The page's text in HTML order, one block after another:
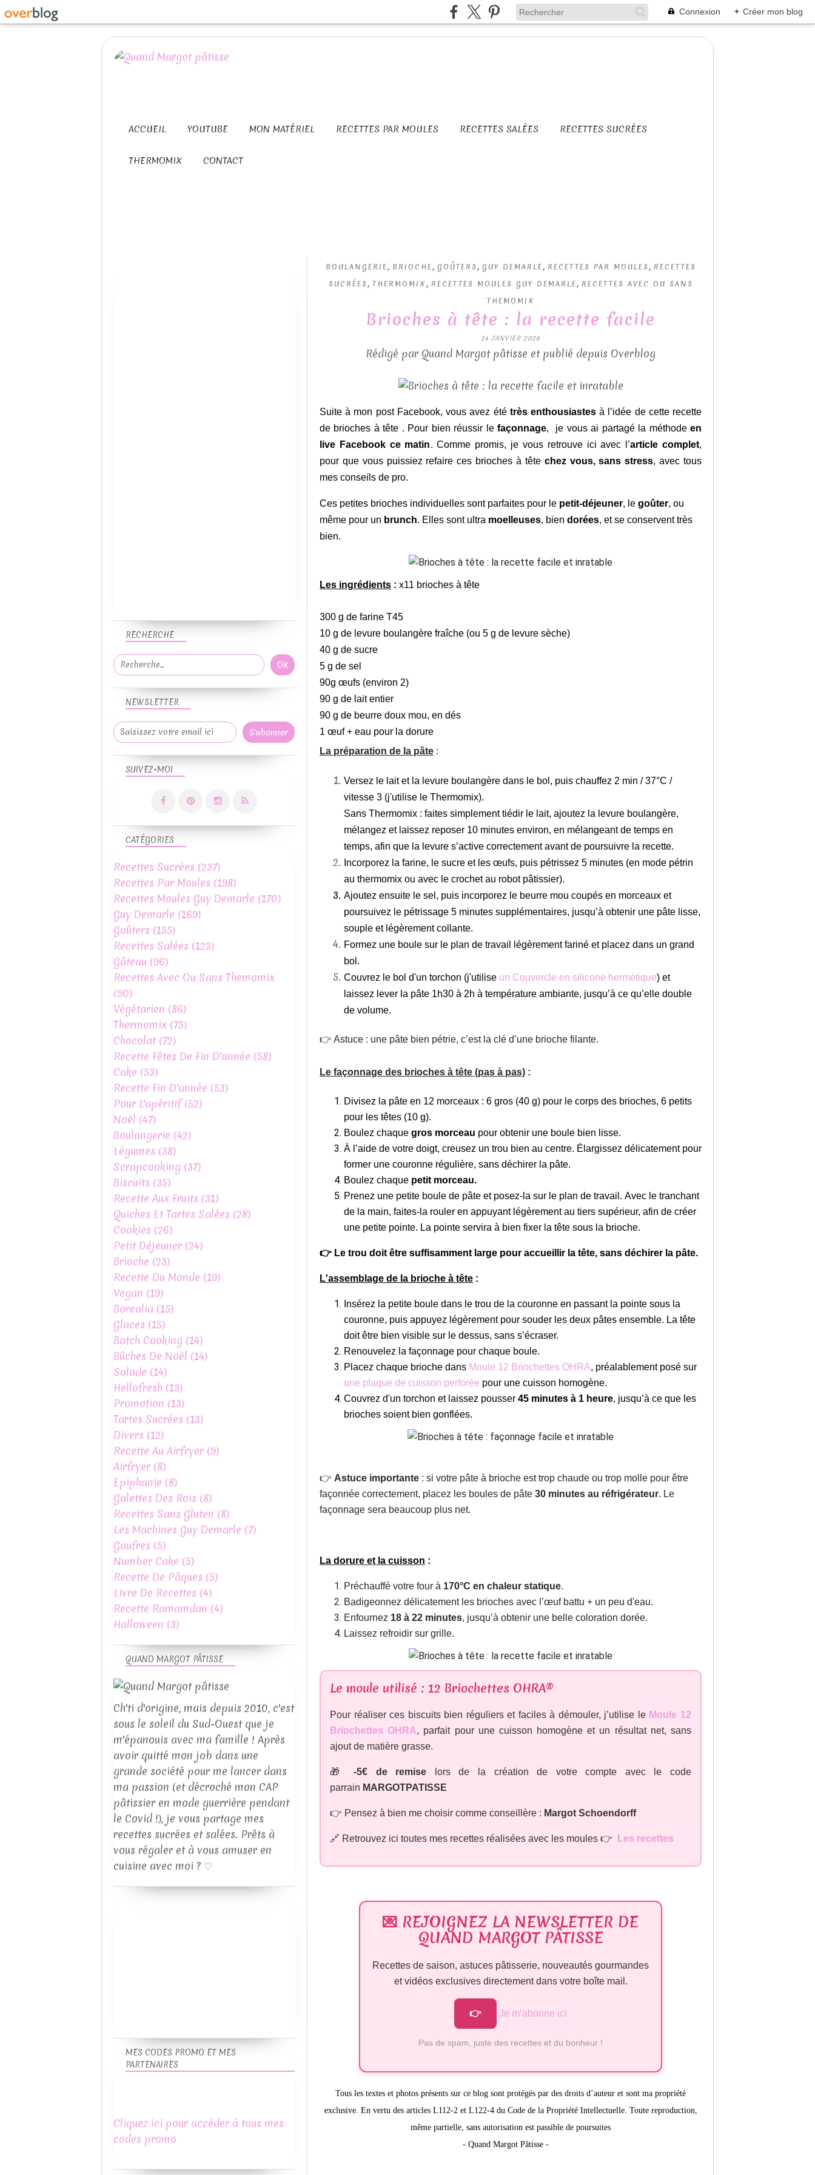
Connexion + Créer mon blog
ACCUEIL YOUTUBE MON MATÉRIEL RECETTES PAR MOULES RECETTES SALÉES RECETTES SUCRÉES
THERMOMIX CONTACT
BOULANGERIE, BRIOCHE, GOÛTERS , GUY DEMARLE, RECETTES PAR MOULES , RECETTES
SUCRÉES , THERMOMIX , RECETTES MOULES GUY DEMARLE, RECETTES AVEC OU SANS
THEMOMIX
Brioches à tête : la recette facile
14 JANVIER 2026
Rédigé par Quand Margot pâtisse et publié depuis Overblog
Suite à mon post Facebook, vous avez été très enthousiastesà l’idée de cette recette
de brioches à tête . Pour bien réussir lefaçonnage, je vous ai partagé la méthodeen
live Facebook ce matin. Comme promis, je vous retrouve ici avec l’article complet,
pour que vous puissiez refaire ces brioches à tête chez vous, sans stress, avec tous
mes conseils de pro.
Ces petites brioches individuelles sont parfaites pour le petit-déjeuner, le goûter, ou
même pour un brunch. Elles sont ultra moelleuses, bien dorées, et se conservent très
bien.
Les ingrédients : x11 brioches à tête
300 g de farine T45
10 g de levure boulangère fraîche (ou 5 g de levure sèche)
40 g de sucre
5 g de sel
90g œufs (environ 2)
90 g de lait entier
90 g de beurre doux mou, en dés
1 œuf + eau pour la dorure
La préparation de la pâte :
Versez le lait et la levure boulangère dans le bol, puis chauffez 2 min / 37°C /
vitesse 3 (j'utilise le Thermomix).
Sans Thermomix : faites simplement tiédir le lait, ajoutez la levure boulangère,
mélangez et laissez reposer 10 minutes environ, en mélangeant de temps en
temps, afin que la levure s’active correctement avant de poursuivre la recette.
Incorporez la farine, le sucre et les œufs, puis pétrissez 5 minutes (en mode pétrin
au thermomix ou avec le crochet au robot pâtissier).
Ajoutez ensuite le sel, puis incorporez le beurre mou coupés en morceaux et
poursuivez le pétrissage 5 minutes supplémentaires, jusqu’à obtenir une pâte lisse,
souple et légèrement collante.
Formez une boule sur le plan de travail légèrement fariné et placez dans un grand
bol.
Couvrez le bol d'un torchon (j'utilise un Couvercle en silicone hermétique) et
laissez lever la pâte 1h30 à 2h à température ambiante, jusqu’à ce qu’elle double
de volume.
👉 Astuce : une pâte bien pétrie, c’est la clé d’une brioche filante.
Le façonnage des brioches à tête (pas à pas) :
Divisez la pâte en 12 morceaux : 6 gros (40 g) pour le corps des brioches, 6 petits
pour les têtes (10 g).
Boulez chaque gros morceau pour obtenir une boule bien lisse.
À l’aide de votre doigt, creusez un trou bien au centre. Élargissez délicatement pour
former une couronne régulière, sans déchirer la pâte.
Boulez chaque petit morceau.
Prenez une petite boule de pâte et posez-la sur le plan de travail. Avec le tranchant
de la main, faites-la rouler en appuyant légèrement au tiers supérieur, afin de créer
une petite pointe. La pointe servira à bien fixer la tête sous la brioche.
👉 Le trou doit être suffisamment large pour accueillir la tête, sans déchirer la pâte.
L'assemblage de la brioche à tête :
Insérez la petite boule dans le trou de la couronne en passant la pointe sous la
couronne, puis appuyez légèrement pour souder les deux pâtes ensemble. La tête
doit être bien visible sur le dessus, sans s’écraser.
Renouvelez la façonnage pour chaque boule.
Placez chaque brioche dans Moule 12 Briochettes OHRA, préalablement posé sur
une plaque de cuisson perforée pour une cuisson homogène.
Couvrez d'un torchon et laissez pousser 45 minutes à 1 heure, jusqu’à ce que les
brioches soient bien gonflées.
👉 Astuce importante : si votre pâte à brioche est trop chaude ou trop molle pour être
façonnée correctement, placez les boules de pâte 30 minutes au réfrigérateur. Le
façonnage sera beaucoup plus net.
La dorure et la cuisson :
Préchauffé votre four à 170°C en chaleur statique.
Badigeonnez délicatement les brioches avec l’œuf battu + un peu d'eau.
Enfournez 18 à 22 minutes, jusqu’à obtenir une belle coloration dorée.
Laissez refroidir sur grille.
Le moule utilisé : 12 Briochettes OHRA®
Pour réaliser ces biscuits bien réguliers et faciles à démouler, j’utilise le Moule 12
Briochettes OHRA, parfait pour une cuisson homogène et un résultat net, sans
ajout de matière grasse.
🎁-5€ de remise lors de la création de votre compte avec le code
parrain MARGOTPATISSE
👉 Pensez à bien me choisir comme conseillère : Margot Schoendorff
🔗 Retrouvez ici toutes mes recettes réalisées avec les moules 👉 Les recettes
💌 REJOIGNEZ LA NEWSLETTER DE
QUAND MARGOT PÂTISSE
Recettes de saison, astuces pâtisserie, nouveautés gourmandes
et vidéos exclusives directement dans votre boîte mail.
👉 Je m’abonne ici
Pas de spam, juste des recettes et du bonheur !
Tous les textes et photos présents sur ce blog sont protégés par des droits d’auteur et sont ma propriété
exclusive. En vertu des articles L112-2 et L122-4 du Code de la Propriété Intellectuelle. Toute reproduction,
même partielle, sans autorisation est passible de poursuites
- Quand Margot Pâtisse -
NEWSLETTER
SUIVEZ-MOI
RECHERCHE
QUAND MARGOT PÂTISSE
Ch'ti d'origine, mais depuis 2010, c'est
sous le soleil du Sud-Ouest que je
m'épanouis avec ma famille ! Après
avoir quitté mon job dans une
grande société pour me lancer dans
ma passion (et décroché mon CAP
pâtissier en mode guerrière pendant
le Covid !), je vous partage mes
recettes sucrées et salées. Prêts à
vous régaler et à vous amuser en
cuisine avec moi ? ♡
CATÉGORIES
Recettes Sucrées (237)
Recettes Par Moules (198)
Recettes Moules Guy Demarle (170)
Guy Demarle (169)
Goûters (155)
Recettes Salées (123)
Gâteau (96)
Recettes Avec Ou Sans Themomix
(90)
Végétarien (86)
Thermomix (75)
Chocolat(72)
Recette Fêtes De Fin D'année (58)
Cake (53)
Recette Fin D'année (53)
Pour L'apéritif(52)
Noël (47)
Boulangerie (42)
Légumes (38)
Scrapcooking (37)
Biscuits (35)
Recette Aux Fruits (31)
Quiches Et Tartes Salées (28)
Cookies (26)
Petit Déjeuner (24)
Brioche (23)
Recette Du Monde (19)
Vegan (19)
Borealia (15)
Glaces (15)
Batch Cooking (14)
Bûches De Noël (14)
Salade (14)
Hellofresh (13)
Promotion (13)
Tartes Sucrées (13)
Divers (12)
Recette Au Airfryer (9)
Airfryer (8)
Epiphanie (8)
Galettes Des Rois (8)
Recettes Sans Gluten (8)
Les Machines Guy Demarle (7)
Gaufres (5)
Number Cake (5)
Recette De Pâques (5)
Livre De Recettes (4)
Recette Ramamdan (4)
Halloween (3)
MES CODES PROMO ET MES
PARTENAIRES
Cliquez ici pour accéder à tous mes
codes promo